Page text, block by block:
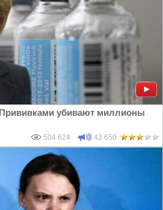
убивают миллионы
504 624 43 650